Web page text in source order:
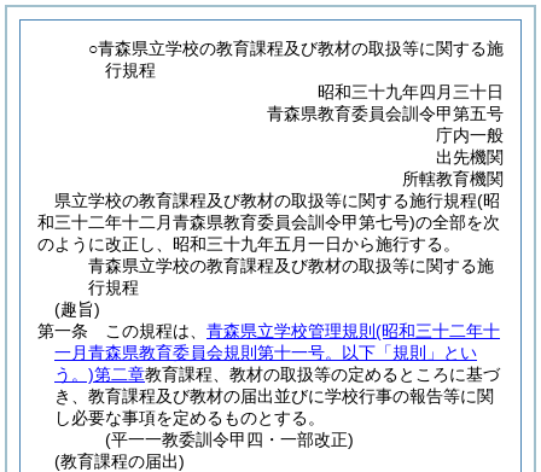
○青森県立学校の教育課程及び教材の取扱等に関する施
行規程
昭和三十九年四月三十日
青森県教育委員会訓令甲第五号
庁内一般
出先機関
所轄教育機関
県立学校の教育課程及び教材の取扱等に関する施行規程(昭
和三十二年十二月青森県教育委員会訓令甲第七号)の全部を次
のように改正し、昭和三十九年五月一日から施行する。
青森県立学校の教育課程及び教材の取扱等に関する施
行規程
(趣旨)
第一条
この規程は、 青森県立学校管理規則 (昭和三十二年十
一月青森県教育委員会規則第十一号。以下「規則」とい
う。)第二章教育課程、教材の取扱等の定めるところに基づ
き、教育課程及び教材の届出並びに学校行事の報告等に関
し必要な事項を定めるものとする。
(平一一教委訓令甲四・一部改正)
(教育課程の届出)